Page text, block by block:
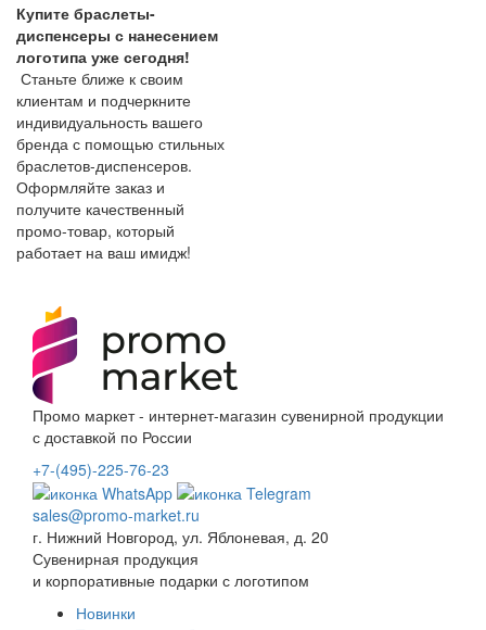
Купите браслеты-
диспенсеры с нанесением
логотипа уже сегодня!
Станьте ближе к своим
клиентам и подчеркните
индивидуальность вашего
бренда с помощью стильных
браслетов-диспенсеров.
Оформляйте заказ и
получите качественный
промо-товар, который
работает на ваш имидж!
Промо маркет - интернет-магазин сувенирной продукции
с доставкой по России
+7-(495)-225-76-23
sales@promo-market.ru
г. Нижний Новгород, ул. Яблоневая, д. 20
Сувенирная продукция
и корпоративные подарки с логотипом
Новинки